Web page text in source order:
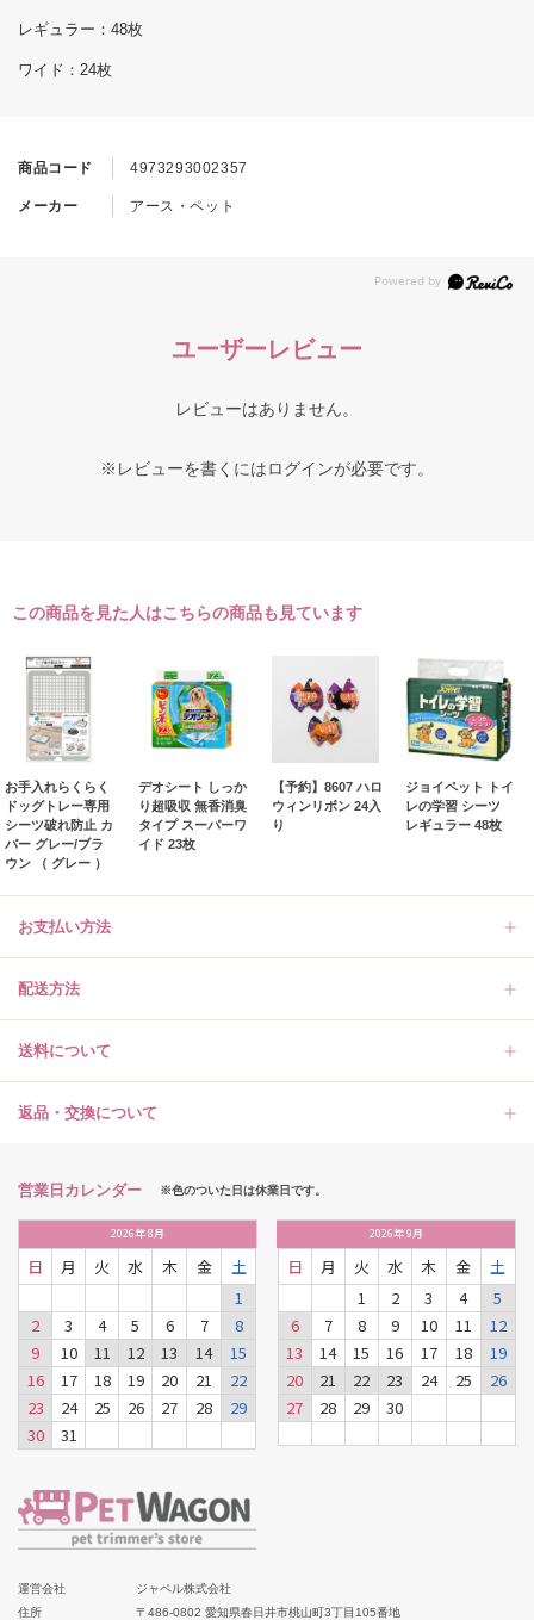
商品コード 4973293002357
メーカー アース・ペット
レギュラー：48枚
ワイド：24枚
ユーザーレビュー
レビューはありません。
※レビューを書くにはログインが必要です。
この商品を見た人はこちらの商品も見ています
お手入れらくらく
ドッグトレー専用
シーツ破れ防止 カ
バー グレー/ブラ
ウン （ グレー ）
デオシート しっか
り超吸収 無香消臭
タイプ スーパーワ
イド 23枚
【予約】8607 ハロ
ウィンリボン 24入
り
ジョイペット トイ
レの学習 シーツ
レギュラー 48枚
お支払い方法
配送方法
送料について
返品・交換について
営業日カレンダー ※色のついた日は休業日です。
2026年8月
日 月 火 水 木 金
土
1
2
3 4 5 6 7
8
9
10 11 12 13 14
15
16
17 18 19 20 21
22
23
24 25 26 27 28
29
30
31
2026年9月
日 月 火 水 木 金
土
1
2 3 4
5
6
7 8 9 10 11
12
13
14 15 16 17 18
19
20
21 22 23 24 25
26
27
28 29 30
運営会社
ジャペル株式会社
住所
〒486-0802 愛知県春日井市桃山町3丁目105番地